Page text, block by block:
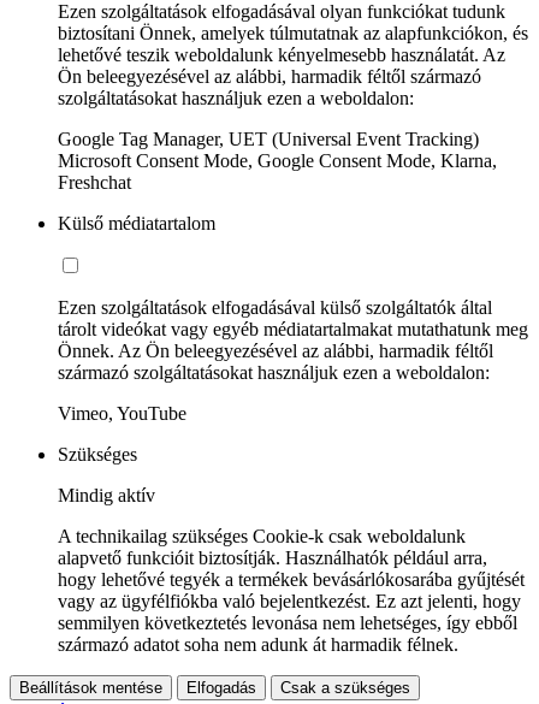
Ezen szolgáltatások elfogadásával olyan funkciókat tudunk
biztosítani Önnek, amelyek túlmutatnak az alapfunkciókon, és
lehetővé teszik weboldalunk kényelmesebb használatát. Az
Ön beleegyezésével az alábbi, harmadik féltől származó
szolgáltatásokat használjuk ezen a weboldalon:
Google Tag Manager, UET (Universal Event Tracking)
Microsoft Consent Mode, Google Consent Mode, Klarna,
Freshchat
Külső médiatartalom
Ezen szolgáltatások elfogadásával külső szolgáltatók által
tárolt videókat vagy egyéb médiatartalmakat mutathatunk meg
Önnek. Az Ön beleegyezésével az alábbi, harmadik féltől
származó szolgáltatásokat használjuk ezen a weboldalon:
Vimeo, YouTube
Szükséges
Mindig aktív
A technikailag szükséges Cookie-k csak weboldalunk
alapvető funkcióit biztosítják. Használhatók például arra,
hogy lehetővé tegyék a termékek bevásárlókosarába gyűjtését
vagy az ügyfélfiókba való bejelentkezést. Ez azt jelenti, hogy
semmilyen következtetés levonása nem lehetséges, így ebből
származó adatot soha nem adunk át harmadik félnek.
Beállítások mentése Elfogadás Csak a szükséges